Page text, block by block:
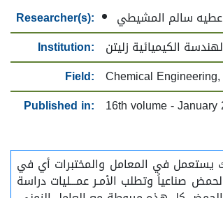
Researcher(s):
سالم المشيطي
Institution: الكيميائية زليتن
Field: Chemical
Published in: 16th volume - January
يستعمل في المعامل والمختبرات أي في
صناعياً وتطلب الأمـر عمـــليات دراسة